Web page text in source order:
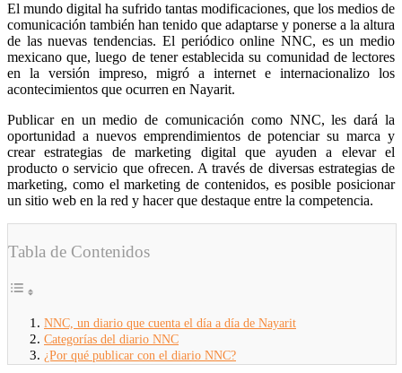
El mundo digital ha sufrido tantas modificaciones, que los medios de
comunicación también han tenido que adaptarse y ponerse a la altura
de las nuevas tendencias. El periódico online NNC, es un medio
mexicano que, luego de tener establecida su comunidad de lectores
en la versión impreso, migró a internet e internacionalizo los
acontecimientos que ocurren en Nayarit.
Publicar en un medio de comunicación como NNC, les dará la
oportunidad a nuevos emprendimientos de potenciar su marca y
crear estrategias de marketing digital que ayuden a elevar el
producto o servicio que ofrecen. A través de diversas estrategias de
marketing, como el marketing de contenidos, es posible posicionar
un sitio web en la red y hacer que destaque entre la competencia.
Tabla de Contenidos
NNC, un diario que cuenta el día a día de Nayarit
Categorías del diario NNC
¿Por qué publicar con el diario NNC?